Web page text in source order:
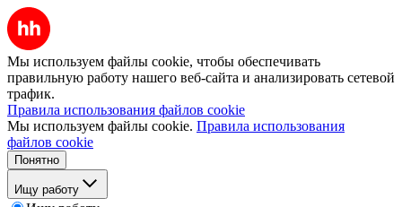
Мы используем файлы cookie, чтобы обеспечивать
правильную работу нашего веб-сайта и анализировать сетевой
трафик.
Правила использования файлов cookie
Мы используем файлы cookie. Правила использования
файлов cookie
Понятно
Ищу работу